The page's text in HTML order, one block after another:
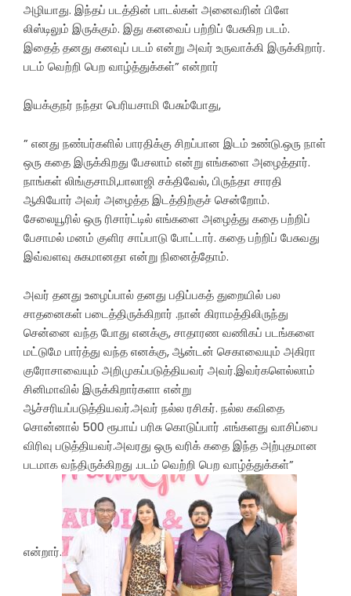
அழியாது. இந்தப் படத்தின் பாடல்கள் அனைவரின் பிளே
லிஸ்டிலும் இருக்கும். இது கனவைப் பற்றிப் பேசுகிற படம்.
இதைத் தனது கனவுப் படம் என்று அவர் உருவாக்கி இருக்கிறார்.
படம் வெற்றி பெற வாழ்த்துக்கள்” என்றார்
இயக்குநர் நந்தா பெரியசாமி பேசும்போது,
” எனது நண்பர்களில் பாரதிக்கு சிறப்பான இடம் உண்டு.ஒரு நாள்
ஒரு கதை இருக்கிறது பேசலாம் என்று எங்களை அழைத்தார்.
நாங்கள் லிங்குசாமி,பாலாஜி சக்திவேல், பிருந்தா சாரதி
ஆகியோர் அவர் அழைத்த இடத்திற்குச் சென்றோம்.
சேலையூரில் ஒரு ரிசார்ட்டில் எங்களை அழைத்து கதை பற்றிப்
பேசாமல் மனம் குளிர சாப்பாடு போட்டார். கதை பற்றிப் பேசுவது
இவ்வளவு சுகமானதா என்று நினைத்தோம்.
அவர் தனது உழைப்பால் தனது பதிப்பகத் துறையில் பல
சாதனைகள் படைத்திருக்கிறார் .நான் கிராமத்திலிருந்து
சென்னை வந்த போது எனக்கு, சாதாரண வணிகப் படங்களை
மட்டுமே பார்த்து வந்த எனக்கு, ஆன்டன் செகாவையும் அகிரா
குரோசாவையும் அறிமுகப்படுத்தியவர் அவர்.இவர்களெல்லாம்
சினிமாவில் இருக்கிறார்களா என்று
ஆச்சரியப்படுத்தியவர்.அவர் நல்ல ரசிகர். நல்ல கவிதை
சொன்னால் 500 ரூபாய் பரிசு கொடுப்பார் .எங்களது வாசிப்பை
விரிவு படுத்தியவர்.அவரது ஒரு வரிக் கதை இந்த அற்புதமான
படமாக வந்திருக்கிறது .படம் வெற்றி பெற வாழ்த்துக்கள்”
என்றார்.